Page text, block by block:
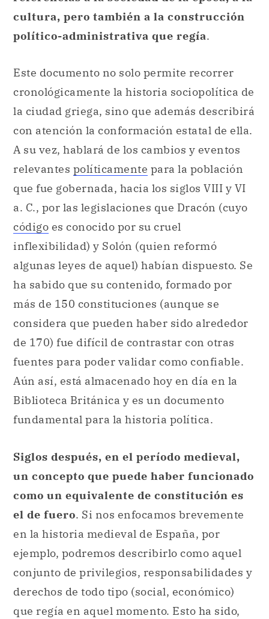
cultura, pero también a la construcción
político-administrativa que regía.
Este documento no solo permite recorrer
cronológicamente la historia sociopolítica de
la ciudad griega, sino que además describirá
con atención la conformación estatal de ella.
A su vez, hablará de los cambios y eventos
relevantes políticamente para la población
que fue gobernada, hacia los siglos VIII y VI
a. C., por las legislaciones que Dracón (cuyo
código es conocido por su cruel
inflexibilidad) y Solón (quien reformó
algunas leyes de aquel) habían dispuesto. Se
ha sabido que su contenido, formado por
más de 150 constituciones (aunque se
considera que pueden haber sido alrededor
de 170) fue difícil de contrastar con otras
fuentes para poder validar como confiable.
Aún así, está almacenado hoy en día en la
Biblioteca Británica y es un documento
fundamental para la historia política.
Siglos después, en el período medieval,
un concepto que puede haber funcionado
como un equivalente de constitución es
el de fuero. Si nos enfocamos brevemente
en la historia medieval de España, por
ejemplo, podremos describirlo como aquel
conjunto de privilegios, responsabilidades y
derechos de todo tipo (social, económico)
que regía en aquel momento. Esto ha sido,